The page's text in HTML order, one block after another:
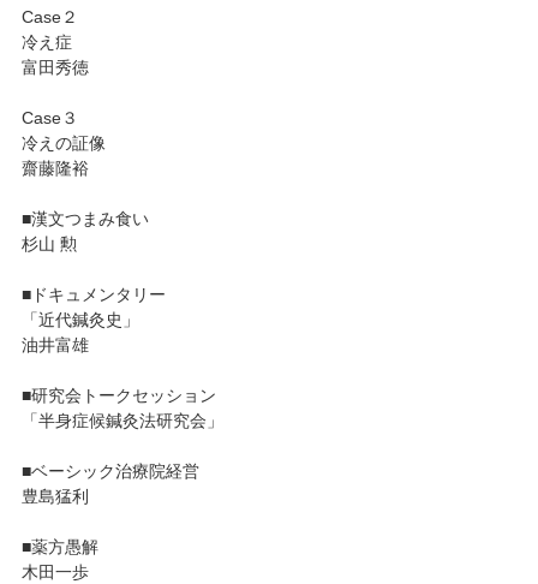
Case２
冷え症
富田秀徳
Case３
冷えの証像
齋藤隆裕
■漢文つまみ食い
杉山 勲
■ドキュメンタリー
「近代鍼灸史」
油井富雄
■研究会トークセッション
「半身症候鍼灸法研究会」
■ベーシック治療院経営
豊島猛利
■薬方愚解
木田一歩